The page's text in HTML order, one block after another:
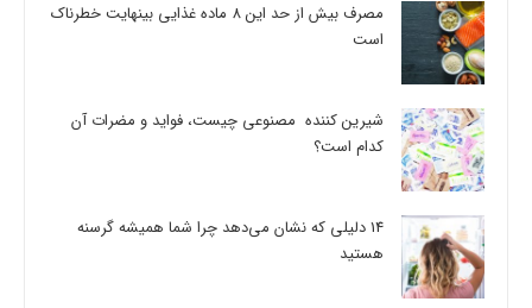
مصرف بیش از حد این 8 ماده غذایی بینهایت خطرناک
است
شیرین کننده مصنوعی چیست، فواید و مضرات آن
کدام است؟
14 دلیلی که نشان می‌دهد چرا شما همیشه گرسنه
هستید